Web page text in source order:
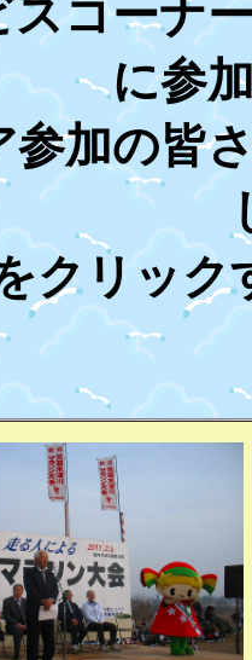
コーナ
に参
加の皆
をクリッ